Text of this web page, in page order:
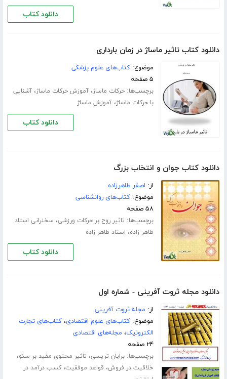
دانلود کتاب
دانلود کتاب تاثیر ماساژ در زمان بارداری
موضوع:کتاب‌های علوم پزشکی
۵ صفحه
برچسب‌ها:حرکات ماساژ،آموزش حرکات ماساژ،آشنایی
با حرکات ماساژ،آموزش ماساژ
دانلود کتاب
دانلود کتاب جوان و انتخاب بزرگ
از: اصغر طاهرزاده
موضوع:کتاب‌های روانشناسی
۵۸ صفحه
برچسب‌ها: تاثیر روح بر حرکات ورزشی، سخنرانی استاد
طاهر زاده، استاد طاهر زاده
دانلود کتاب
دانلود مجله ثروت آفرینی - شماره اول
از: مجله ثروت آفرینی
موضوع:کتاب‌های علوم اقتصادی،کتاب‌های تجارت
الکترونیک، مجله‌های اقتصادی
۲۴ صفحه
برچسب‌ها:برایان تریسی، تاثیر محتوی مفید بر سئو،
خلاقیت در فروش، قواعد موفقیت،کسب درآمد در